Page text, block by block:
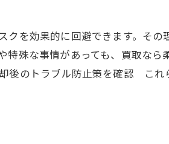
を効果的に回避できます。その
殊な事情があっても、買取なら
のトラブル防止策を確認 これ